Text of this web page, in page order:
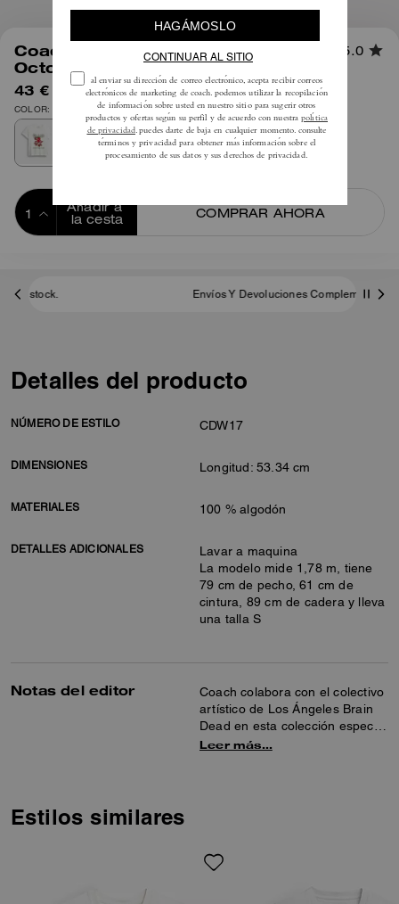
Coach | Camiseta Brain Dead
Octopus 90's
5.0
43 €
COLOR: Blanco
Añadir a
la cesta
COMPRAR AHORA
Envíos Y Devoluciones Complementarios
Detalles del producto
NÚMERO DE ESTILO CDW17
DIMENSIONES Longitud: 53.34 cm
MATERIALES 100 % algodón
DETALLES ADICIONALES
Lavar a maquina
La modelo mide 1,78 m, tiene
79 cm de pecho, 61 cm de
cintura, 89 cm de cadera y lleva
una talla S
Notas del editor
Coach colabora con el colectivo
artístico de Los Ángeles Brain
Dead en esta colección especial
que celebra el arte de la co-
Confeccionada en algodón
Leer más…
Estilos similares